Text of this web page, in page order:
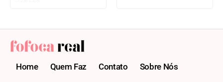
Home Quem Faz Contato Sobre Nós